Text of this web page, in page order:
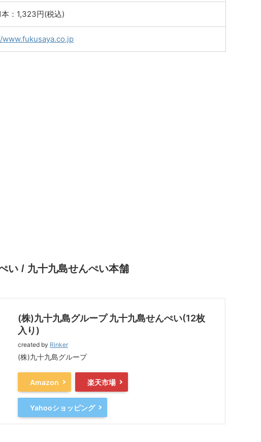
本：1,323円(税込)
い / 九十九島せんぺい本舗
(株)九十九島グループ 九十九島せんぺい(12枚
入り)
created by Rinker
(株)九十九島グループ
Amazon 楽天市場
Yahooショッピング